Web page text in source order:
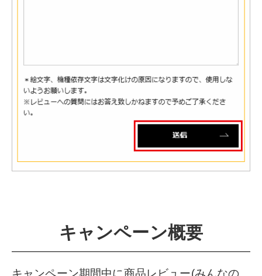
キャンペーン概要
キャンペーン期間中に商品レビュー(みんなの